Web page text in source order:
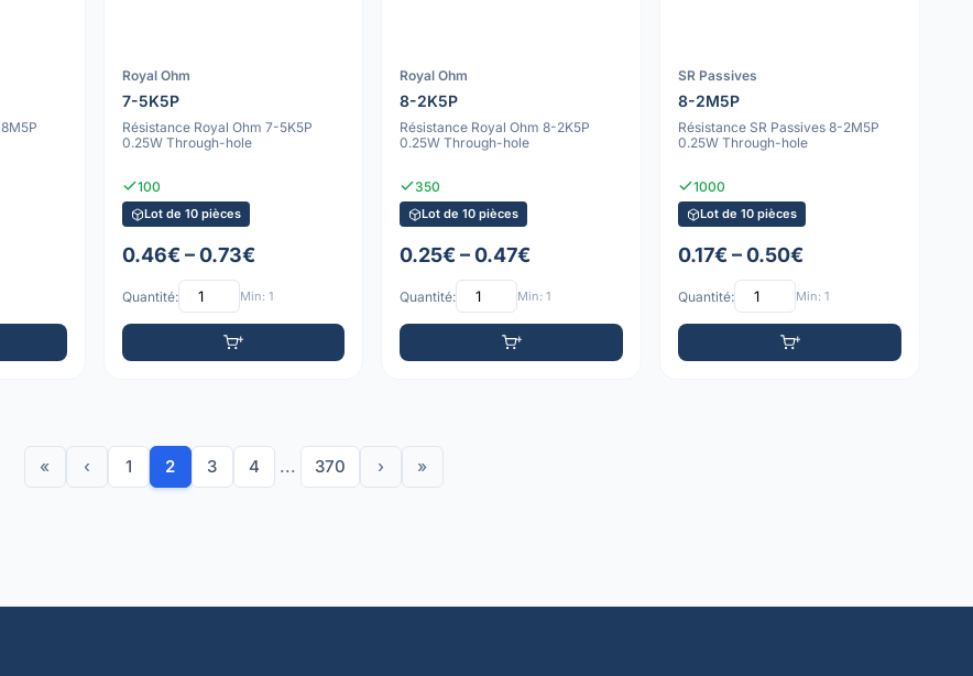
Royal Ohm
7-5K5P
Résistance Royal Ohm 7-5K5P
0.25W Through-hole
100
Lot de 10 pièces
0.46€ – 0.73€
Quantité: Min: 1
Royal Ohm
8-2K5P
Résistance Royal Ohm 8-2K5P
0.25W Through-hole
350
Lot de 10 pièces
0.25€ – 0.47€
Quantité: Min: 1
SR Passives
8-2M5P
Résistance SR Passives 8-2M5P
0.25W Through-hole
1000
Lot de 10 pièces
0.17€ – 0.50€
Quantité: Min: 1
« ‹ 1 2 3 4 ... 370 › »